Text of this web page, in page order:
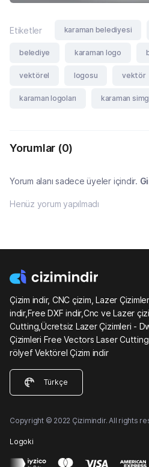
Etiketler karaman belediyesi
belediye karaman logo
vektörel logosu vektör
karaman logoları karaman
Yorumlar (0)
Yorum alanı sadece üyeler içindir.
Henüz yorum yapılmadı
Çizim indir, CNC çizim, Lazer
indir,Free DXF indir,Cnc ve Lazer
Cutting,Ücretsiz Lazer Çizimleri -
Çizimleri Free Vectors Laser
rölyef Vektörel Çizim indir
Türkçe
Copyright © 2022 Çizimindir. All rights
Logoki